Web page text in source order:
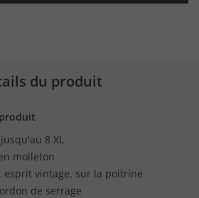
du produit
8 XL
molleton
esprit vintage, sur la poitrine
de serrage